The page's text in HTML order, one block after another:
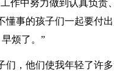
作中努力做到认真负责
懂事的孩子们一起要付
烦了。”
，他们使我年轻了许